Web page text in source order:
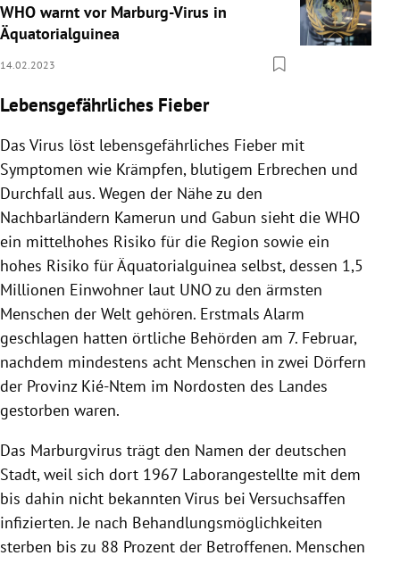
WHO warnt vor Marburg-Virus in
Äquatorialguinea
14.02.2023
Lebensgefährliches Fieber
Das Virus löst lebensgefährliches Fieber mit
Symptomen wie Krämpfen, blutigem Erbrechen und
Durchfall aus. Wegen der Nähe zu den
Nachbarländern Kamerun und Gabun sieht die WHO
ein mittelhohes Risiko für die Region sowie ein
hohes Risiko für Äquatorialguinea selbst, dessen 1,5
Millionen Einwohner laut UNO zu den ärmsten
Menschen der Welt gehören. Erstmals Alarm
geschlagen hatten örtliche Behörden am 7. Februar,
nachdem mindestens acht Menschen in zwei Dörfern
der Provinz Kié-Ntem im Nordosten des Landes
gestorben waren.
Das Marburgvirus trägt den Namen der deutschen
Stadt, weil sich dort 1967 Laborangestellte mit dem
bis dahin nicht bekannten Virus bei Versuchsaffen
infizierten. Je nach Behandlungsmöglichkeiten
sterben bis zu 88 Prozent der Betroffenen. Menschen